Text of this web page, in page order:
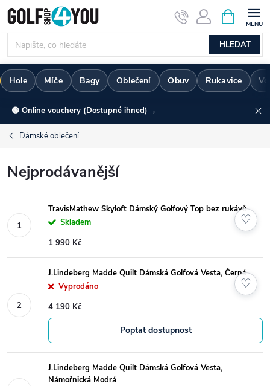
Přejít
na
obsah
HLEDAT
NÁKUPNÍ
KOŠÍK
Hole Míče Bagy Oblečení Obuv Rukavice
🟢 Online vouchery (Dostupné ihned) →
Dámské oblečení
Nejprodávanější
TravisMathew Skyloft Dámský Golfový Top bez rukávů
Skladem
1 990 Kč
♡
J.Lindeberg Madde Quilt Dámská Golfová Vesta, Černá
Vyprodáno
4 190 Kč
Poptat dostupnost
♡
J.Lindeberg Madde Quilt Dámská Golfová Vesta,
Námořnická Modrá